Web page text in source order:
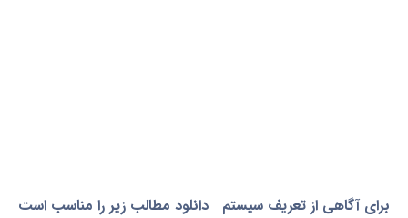
برای آگاهی از تعریف سیستم دانلود مطالب زیر را مناسب است